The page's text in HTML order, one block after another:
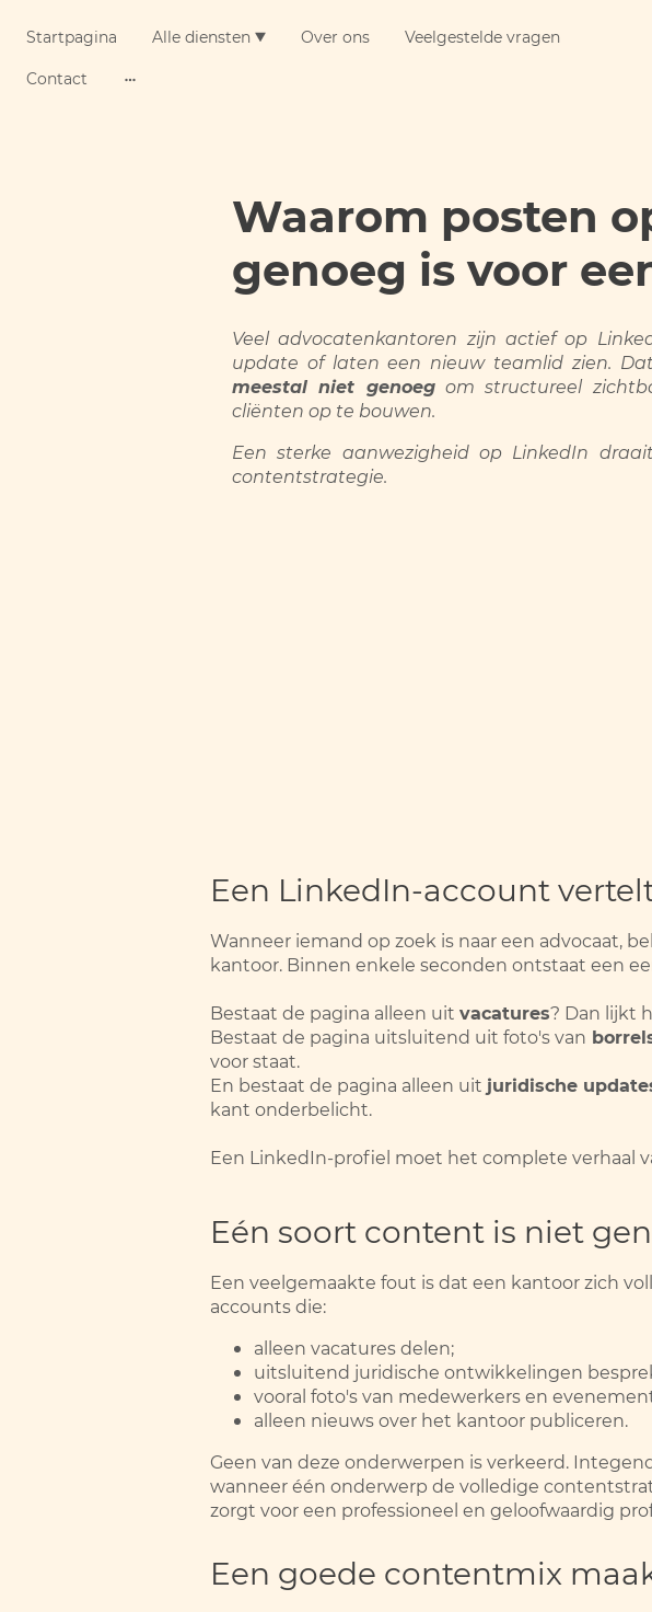
Startpagina Alle diensten Over ons Veelgestelde vragen
Contact
Waarom posten
genoeg is voor
Veel advocatenkantoren zijn actief op
update of laten een nieuw teamlid zien.
meestal niet genoegom structureel
cliënten op te bouwen.
Een sterke aanwezigheid op LinkedIn
contentstrategie.
Een LinkedIn-account
Wanneer iemand op zoek is naar een advocaat,
kantoor. Binnen enkele seconden ontstaat een
Bestaat de pagina alleen uit vacatures? Dan lijkt
Bestaat de pagina uitsluitend uit foto's van
voor staat.
En bestaat de pagina alleen uit juridische
kant onderbelicht.
Een LinkedIn-profiel moet het complete verhaal
Eén soort content is niet
Een veelgemaakte fout is dat een kantoor zich
accounts die:
alleen vacatures delen;
uitsluitend juridische ontwikkelingen
vooral foto's van medewerkers en
alleen nieuws over het kantoor publiceren.
Geen van deze onderwerpen is verkeerd.
wanneer één onderwerp de volledige
zorgt voor een professioneel en geloofwaardig
Een goede contentmix